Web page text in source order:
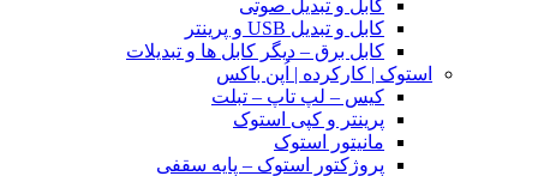
کابل و تبدیل صوتی
کابل و تبدیل USB و پرینتر
کابل برق – دیگر کابل ها و تبدیلات
استوک | کارکرده | اُپن باکس
کیس – لپ تاپ – تبلت
پرینتر و کپی استوک
مانیتور استوک
پروژکتور استوک – پایه سقفی